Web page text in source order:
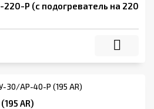
Р (с подогреватель на 220
AR)